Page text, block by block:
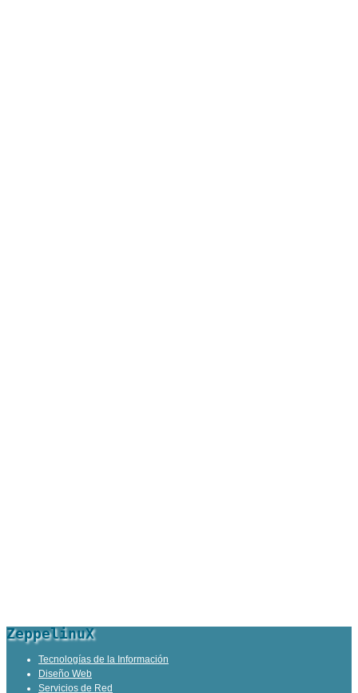
ZeppelinuX
Tecnologías de la Información
Diseño Web
Servicios de Red